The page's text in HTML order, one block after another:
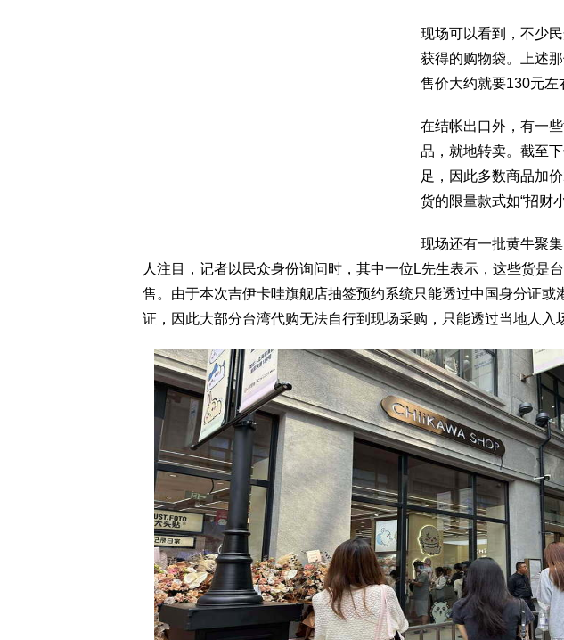
现场可以看到，不少
获得的购物袋。上述
售价大约就要130元左
在结帐出口外，有一
品，就地转卖。截至
足，因此多数商品加
货的限量款式如“招财
现场还有一批黄牛聚
人注目，记者以民众身份询问时，其中一位L先生表示，这些货是
售。由于本次吉伊卡哇旗舰店抽签预约系统只能透过中国身分证或
证，因此大部分台湾代购无法自行到现场采购，只能透过当地人入